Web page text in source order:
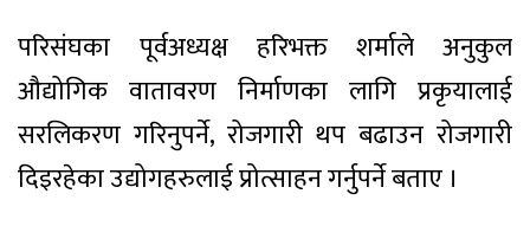
परिसंघका पूर्वअध्यक्ष हरिभक्त शर्माले अनुकुल
औद्योगिक वातावरण निर्माणका लागि प्रकृयालाई
सरलिकरण गरिनुपर्ने, रोजगारी थप बढाउन रोजगारी
दिइरहेका उद्योगहरुलाई प्रोत्साहन गर्नुपर्ने बताए ।